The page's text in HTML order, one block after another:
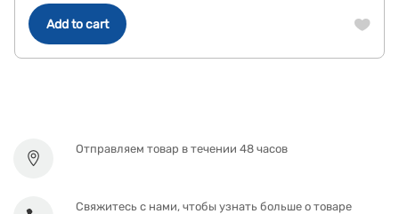
Add to cart
Отправляем товар в течении 48 часов
Свяжитесь с нами, чтобы узнать больше о товаре